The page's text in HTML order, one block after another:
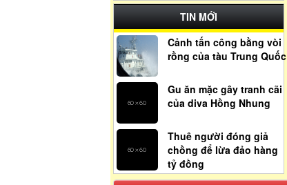
TIN MỚI
Cảnh tấn công bằng vòi
rồng của tàu Trung Quốc
Gu ăn mặc gây tranh cãi
của diva Hồng Nhung
Thuê người đóng giả
chồng để lừa đảo hàng
tỷ đồng